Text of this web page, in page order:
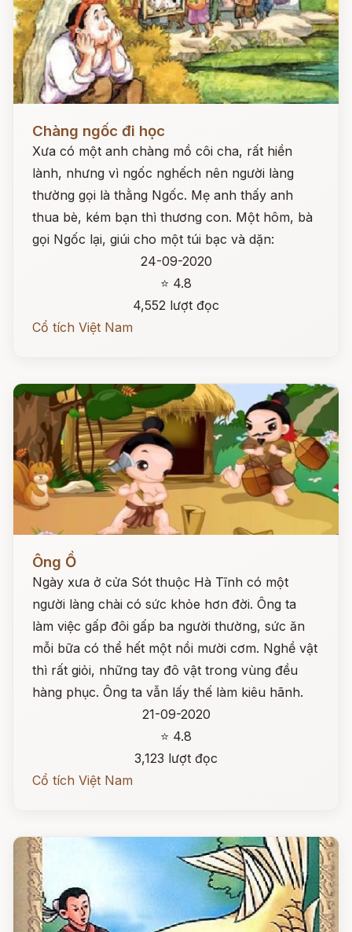
Chàng ngốc đi học
Xưa có một anh chàng mồ côi cha, rất hiền
lành, nhưng vì ngốc nghếch nên người làng
thường gọi là thằng Ngốc. Mẹ anh thấy anh
thua bè, kém bạn thì thương con. Một hôm, bà
gọi Ngốc lại, giúi cho một túi bạc và dặn:
24-09-2020
⭐ 4.8
4,552 lượt đọc
Cổ tích Việt Nam
Đọc ngay
Ông Ồ
Ngày xưa ở cửa Sót thuộc Hà Tĩnh có một
người làng chài có sức khỏe hơn đời. Ông ta
làm việc gấp đôi gấp ba người thường, sức ăn
mỗi bữa có thể hết một nồi mười cơm. Nghề vật
thì rất giỏi, những tay đô vật trong vùng đều
hàng phục. Ông ta vẫn lấy thế làm kiêu hãnh.
21-09-2020
⭐ 4.8
3,123 lượt đọc
Cổ tích Việt Nam